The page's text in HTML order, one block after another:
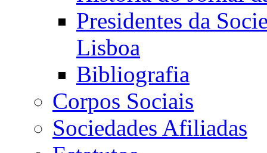
Presidentes da
Lisboa
Bibliografia
Corpos Sociais
Sociedades Afiliadas